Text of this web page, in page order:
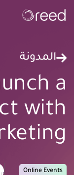
المدونة
a
with
Online Events